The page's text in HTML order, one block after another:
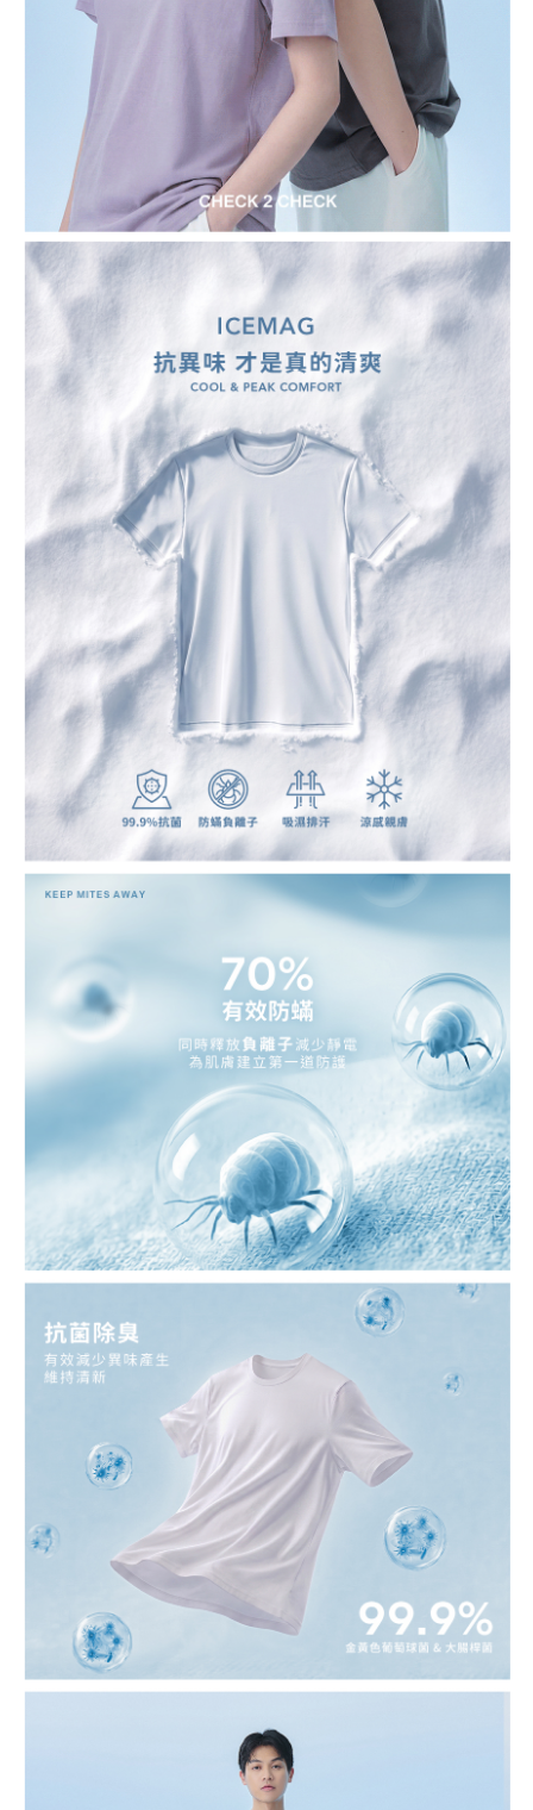
Q-Max數值越大，表示越有涼感，台灣紡拓會訂出的標準，是Q-
Max等於或大於0.14才可以稱為涼感紗；標準檢驗局則公告針織
(棉T材質)Q-max值高於0.13，平織(風衣布料)須高於0.17才是涼感